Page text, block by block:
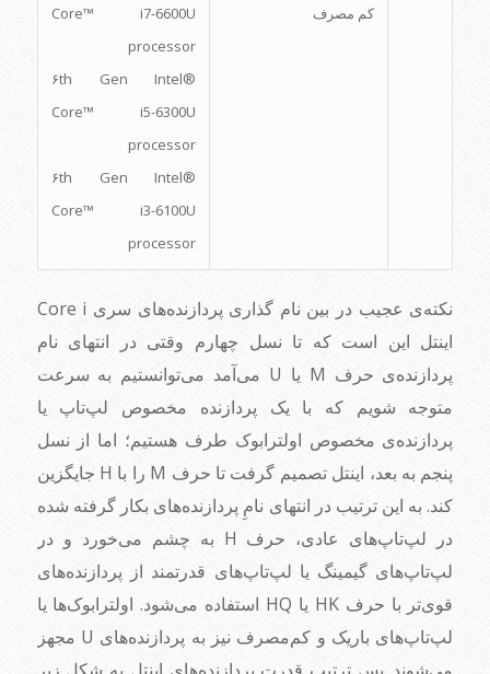
کم مصرف
Core™ i7-6600U
processor
۶th Gen Intel®
Core™ i5-6300U
processor
۶th Gen Intel®
Core™ i3-6100U
processor
نکته‌ی عجیب در بین نام گذاری پردازنده‌های سری Core i
اینتل این است که تا نسل چهارم وقتی در انتهای نام
پردازنده‌ی حرف M یا U می‌آمد می‌توانستیم به سرعت
متوجه شویم که با یک پردازنده مخصوص لپ‌تاپ یا
پردازنده‌ی مخصوص اولترابوک طرف هستیم؛ اما از نسل
پنجم به بعد، اینتل تصمیم گرفت تا حرف M را با H جایگزین
کند. به این ترتیب در انتهای نامِ پردازنده‌های بکار گرفته شده
در لپ‌تاپ‌های عادی، حرف H به چشم می‌خورد و در
لپ‌تاپ‌های گیمینگ یا لپ‌تاپ‌های قدرتمند از پردازنده‌های
قوی‌تر با حرف HK یا HQ استفاده می‌شود. اولترابوک‌ها یا
لپ‌تاپ‌های باریک و کم‌مصرف نیز به پردازنده‌های U مجهز